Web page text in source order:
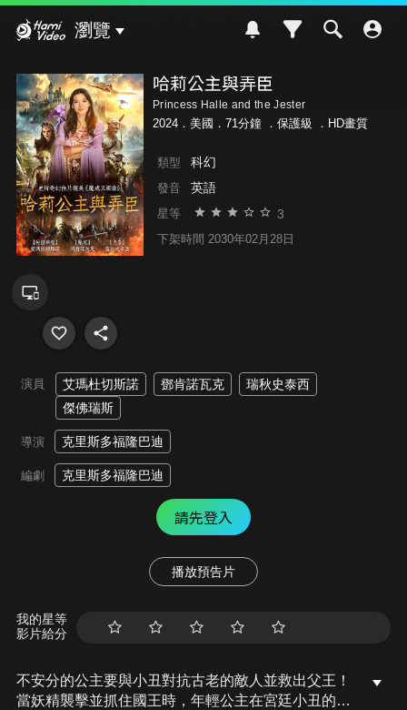
瀏覽
哈莉公主與弄臣
Princess Halle and the Jester
2024．美國．71分鐘 ． 保護級 ．HD畫質
類型 科幻
發音 英語
星等 3
下架時間 2030年02月28日
演員 艾瑪杜切斯諾 鄧肯諾瓦克
瑞秋史泰西
傑佛瑞斯
導演 克里斯多福隆巴迪
編劇 克里斯多福隆巴迪
請先登入
播放預告片
我的星等
影片給分
不安分的公主要與小丑對抗古老的敵人並救出父王！
當妖精襲擊並抓住國王時，年輕公主在宮廷小丑的幫